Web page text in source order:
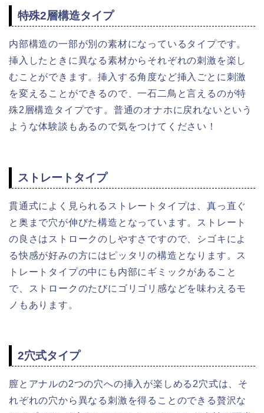
特殊2層構造タイプ
内部構造の一部が別の素材になっているタイプです。
挿入したときに異なる素材からそれぞれの刺激を楽し
むことができます。挿入する角度など挿入ごとに刺激
を変えることができるので、一石二鳥と言えるのが特
殊2層構造タイプです。普通のオナホに戻れないという
ような体験談もあるので気をつけてください！
ストレートタイプ
貫通式によく見られるストレートタイプは、真っ直ぐ
と奥まで穴が伸びた構造となっています。ストレート
の良さはストロークのしやすさですので、シゴキによ
る快感が好みの方にはピッタリの構造となります。ス
トレートタイプの中にも内部にギミックがあること
で、ストロークのたびにゴリゴリ感などを味わえるモ
ノもあります。
2穴式タイプ
膣とアナルの2つの穴への挿入が楽しめる2穴式は、そ
れぞれの穴から異なる刺激を得ることのできる贅沢な